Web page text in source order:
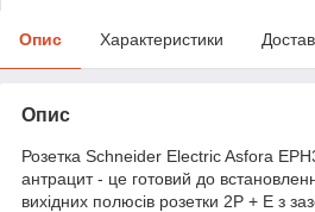
Опис Характеристики
Опис
Розетка Schneider Electric Asfora
антрацит - це готовий до
вихідних полюсів розетки 2P + E з